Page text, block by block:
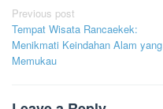
Post
navigation
Previous post
Tempat Wisata Rancaekek:
Menikmati Keindahan Alam yang
Memukau